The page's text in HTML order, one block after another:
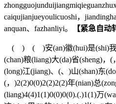
caiqujianjueyoulicuoshi，
anquan、fazhanliyi。
【紧急自动
( ) ( )安(an)徽(hui)是(shi)我
(chan)粮(liang)大(da)省(sheng)
(long)江(jiang)、(、)山(shan)东
(，)2(2)0(0)2(2)2(2)年(nian)总
(liang)4(4)1(1)0(0)0(0).(.)1(1)万